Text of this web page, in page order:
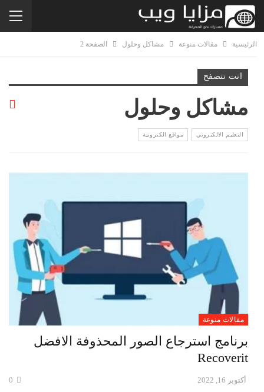
الرئيسية مقالات منوعة مشاكل وحلول الصفحة 2
انت تتصفح
مشاكل وحلول
التعليم الالكتروني مواقع الكترونية
مقالات منوعة
برنامج استرجاع الصور المحذوفة الافضل
Recoverit
أكتوبر 16, 2022